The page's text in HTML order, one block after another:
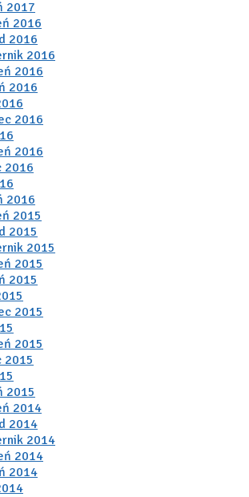
2017
2016
2016
2016
2016
2016
2016
2016
2016
2016
2015
2015
2015
2015
2015
2015
2015
2015
2015
2014
2014
2014
2014
2014